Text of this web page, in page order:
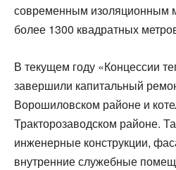
современным изоляционным
более 1300 квадратных
В текущем году «Концессии
завершили капитальный
Ворошиловском районе и
Тракторозаводском районе.
инженерные конструкции,
внутренние служебные